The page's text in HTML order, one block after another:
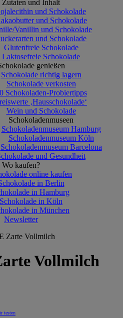
Zutaten und Inhalt
und Schokolade
und Schokolade
Vanillin und Schokolade
und Schokolade
Glutenfreie Schokolade
Laktosefreie Schokolade
genießen
Schokolade richtig lagern
Schokolade verkosten
Schokoladen-Probiertipps
‚Hausschokolade‘
Wein und Schokolade
Schokoladenmuseen
Schokoladenmuseum Hamburg
Schokoladenmuseum Köln
Schokoladenmuseum Barcelona
und Gesundheit
Wo kaufen?
online kaufen
in Berlin
in Hamburg
Schokolade in Köln
in München
Newsletter
Zarte Vollmilch
Vollmilch
testen